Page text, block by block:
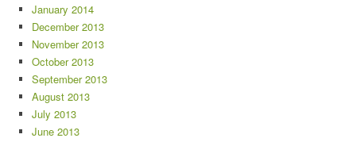
January 2014
December 2013
November 2013
October 2013
September 2013
August 2013
July 2013
June 2013